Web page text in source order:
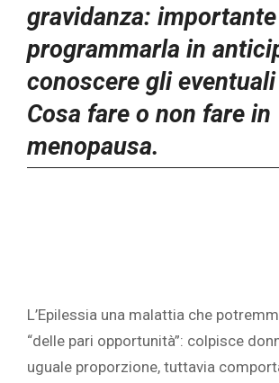
gravidanza: importante
programmarla in
conoscere gli
Cosa fare o non fare in
menopausa.
L’Epilessia una malattia che
“delle pari opportunità”: colpisce
uguale proporzione, tuttavia